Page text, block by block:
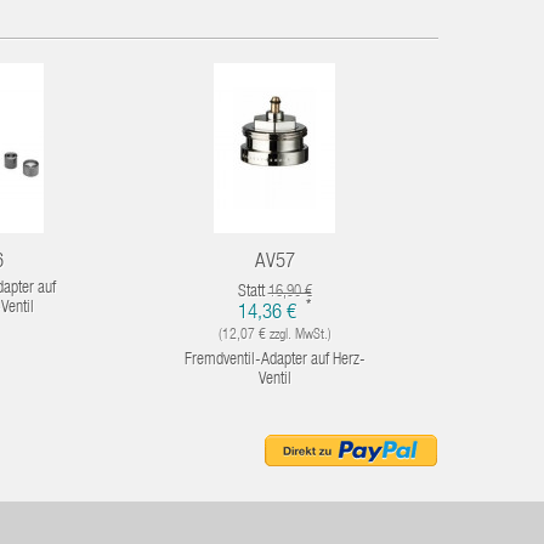
auf
AV57
Statt16,90 €
14,36 € *
(12,07 € zzgl. MwSt.)
Fremdventil-Adapter auf Herz-
Ventil